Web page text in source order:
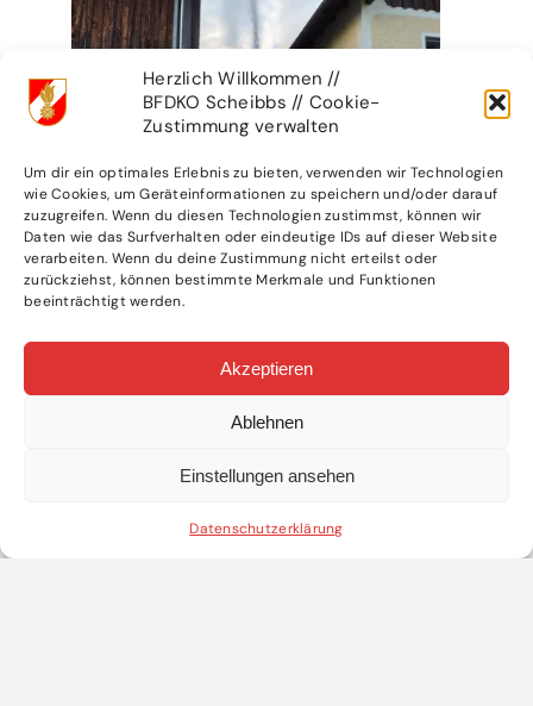
Herzlich Willkommen //
BFDKO Scheibbs // Cookie-
Zustimmung verwalten
Um dir ein optimales Erlebnis zu bieten, verwenden wir Technologien
wie Cookies, um Geräteinformationen zu speichern und/oder darauf
zuzugreifen. Wenn du diesen Technologien zustimmst, können wir
Daten wie das Surfverhalten oder eindeutige IDs auf dieser Website
verarbeiten. Wenn du deine Zustimmung nicht erteilst oder
zurückziehst, können bestimmte Merkmale und Funktionen
beeinträchtigt werden.
Akzeptieren
Ablehnen
Einstellungen ansehen
Datenschutzerklärung